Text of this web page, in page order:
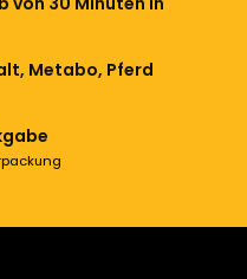
Metabo, Pferd